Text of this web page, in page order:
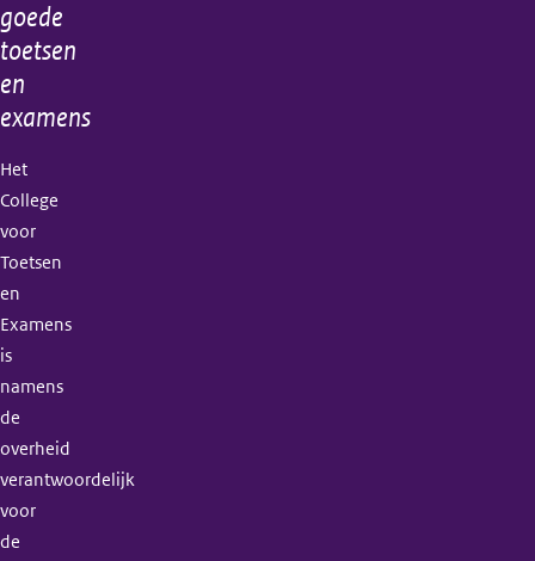
goede
toetsen
en
examens
Het
College
voor
Toetsen
en
Examens
is
namens
de
overheid
verantwoordelijk
voor
de